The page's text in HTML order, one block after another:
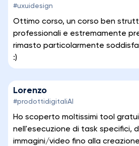
#uxuidesign
Ottimo corso, un corso ben
professionali e estremamente
rimasto particolarmente
:)
Lorenzo
#prodottidigitaliAI
Ho scoperto moltissimi tool
nell'esecuzione di task specifici,
immagini/video fino alla